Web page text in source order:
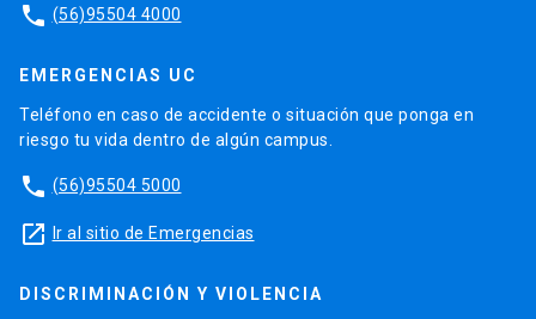
phone (56)95504 4000
EMERGENCIAS UC
Teléfono en caso de accidente o situación que ponga en
riesgo tu vida dentro de algún campus.
phone (56)95504 5000
launch Ir al sitio de Emergencias
DISCRIMINACIÓN Y VIOLENCIA